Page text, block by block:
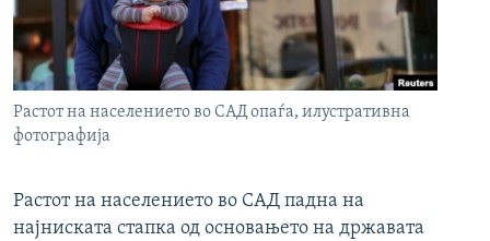
РСЕ веб страници
Растот на населението во САД опаѓа, илустративна
фотографија
Растот на населението во САД падна на
најниската стапка од основањето на државата